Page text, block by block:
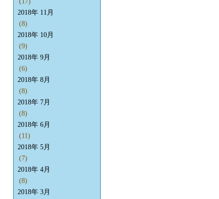
2018年 11月
(8)
2018年 10月
(9)
2018年 9月
(6)
2018年 8月
(8)
2018年 7月
(8)
2018年 6月
(11)
2018年 5月
(7)
2018年 4月
(8)
2018年 3月